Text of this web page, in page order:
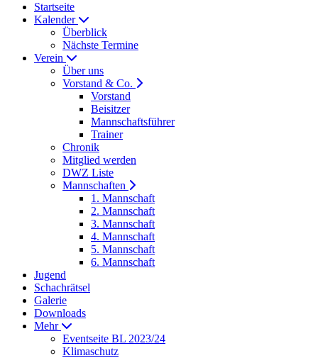
Startseite
Kalender
Überblick
Nächste Termine
Verein
Über uns
Vorstand & Co.
Vorstand
Beisitzer
Mannschaftsführer
Trainer
Chronik
Mitglied werden
DWZ Liste
Mannschaften
1. Mannschaft
2. Mannschaft
3. Mannschaft
4. Mannschaft
5. Mannschaft
6. Mannschaft
Jugend
Schachrätsel
Galerie
Downloads
Mehr
Eventseite BL 2023/24
Klimaschutz